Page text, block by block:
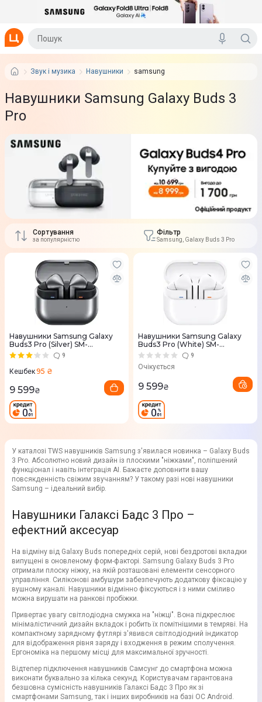
Звук і музика Навушники samsung
Навушники Samsung Galaxy Buds 3
Pro
Сортування
за популярністю
Фільтр
Samsung, Galaxy Buds 3 Pro
Навушники Samsung Galaxy
Buds3 Pro (Silver) SM-
R630NZAASEK9
Кешбек95 ₴
9 599₴
Навушники Samsung Galaxy
Buds3 Pro (White) SM-
R630NZWASEK9
Очікується
9 599₴
У каталозі TWS навушників Samsung з'явилася новинка – Galaxy Buds
3 Pro. Абсолютно новий дизайн із плоскими "ніжками", поліпшений
функціонал і навіть інтеграція AI. Бажаєте доповнити вашу
повсякденність свіжим звучанням? У такому разі нові навушники
Samsung – ідеальний вибір.
Навушники Галаксі Бадс 3 Про –
ефектний аксесуар
На відміну від Galaxy Buds попередніх серій, нові бездротові вкладки
випущені в оновленому форм-факторі. Samsung Galaxy Buds 3 Pro
отримали плоску ніжку, на якій розташовані елементи сенсорного
управління. Силіконові амбушури забезпечують додаткову фіксацію у
вушному каналі. Навушники відмінно фіксуються і з ними сміливо
можна вирушати на ранкові пробіжки.
Привертає увагу світлодіодна смужка на "ніжці". Вона підкреслює
мінімалістичний дизайн вкладок і робить їх помітнішими в темряві. На
компактному зарядному футлярі з'явився світлодіодний індикатор
для відображення рівня заряду і входження в режим сполучення.
Ергономіка на першому місці для максимальної зручності.
Відтепер підключення навушників Самсунг до смартфона можна
виконати буквально за кілька секунд. Користувачам гарантована
безшовна сумісність навушників Галаксі Бадс 3 Про як зі
смартфонами Samsung, так і інших виробників на базі ОС Android.